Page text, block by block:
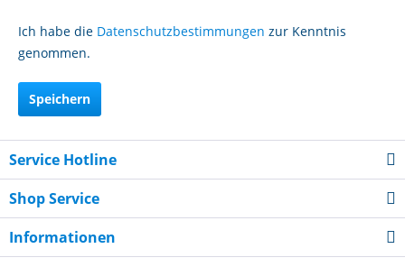
Ich habe die Datenschutzbestimmungen zur Kenntnis
genommen.
Speichern
Service Hotline
Shop Service
Informationen